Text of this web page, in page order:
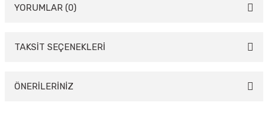
YORUMLAR (0)
Bu ürüne ilk yorumu siz yapın!
TAKSİT SEÇENEKLERİ
ÖNERİLERİNİZ